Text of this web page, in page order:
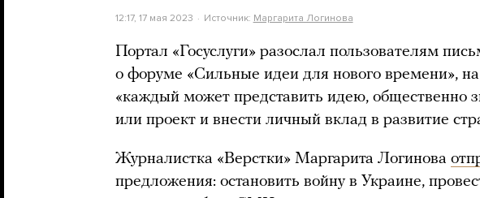
12:17, 17 мая 2023 Источник: Маргарита Логинова
Портал «Госуслуги» разослал пользователям
о форуме «Сильные идеи для нового времени»,
«каждый может представить идею, общественно
или проект и внести личный вклад в развитие
Журналистка «Верстки» Маргарита Логинова
предложения: остановить войну в Украине,